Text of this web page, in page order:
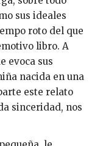
sus ideales
roto del que
libro. A
evoca sus
nacida en una
este relato
sinceridad, nos